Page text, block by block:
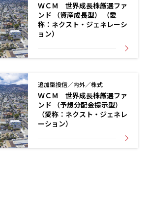
ＷＣＭ 世界成長株厳選ファ
ンド （資産成長型） （愛
称：ネクスト・ジェネレーシ
ョン）
追加型投信／内外／株式
ＷＣＭ 世界成長株厳選ファ
ンド （予想分配金提示型）
（愛称：ネクスト・ジェネレ
ーション）